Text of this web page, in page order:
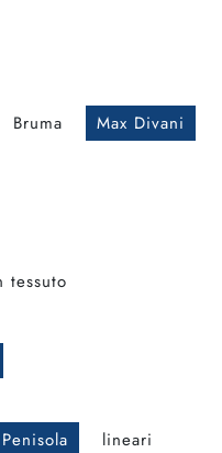
Bruma Max Divani
tessuto
lineari